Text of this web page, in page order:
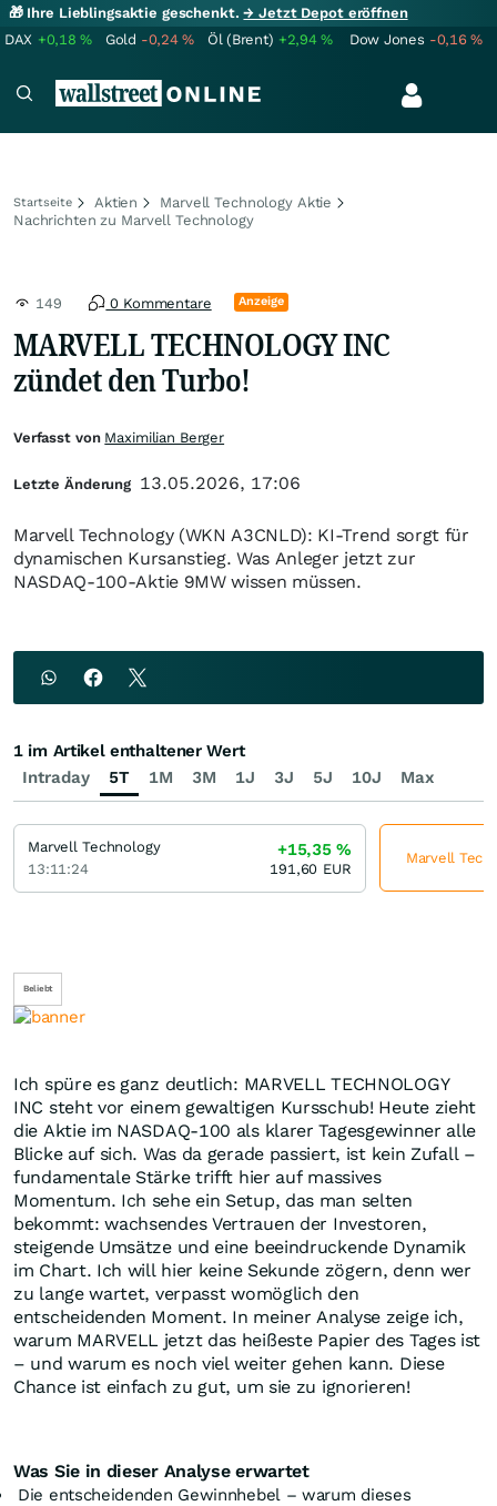
🎁 Ihre Lieblingsaktie geschenkt.→ Jetzt Depot eröffnen
DAX +0,18% Gold -0,24% Öl (Brent) +2,94% Dow Jones -0,16%
Startseite Aktien
Marvell Technology Aktie
Nachrichten zu Marvell Technology
149 0 Kommentare Anzeige
MARVELL TECHNOLOGY INC
zündet den Turbo!
Marvell Technology (WKN A3CNLD): KI-Trend sorgt für
dynamischen Kursanstieg. Was Anleger jetzt zur
NASDAQ-100-Aktie 9MW wissen müssen.
Beliebt
Ich spüre es ganz deutlich: MARVELL TECHNOLOGY
INC steht vor einem gewaltigen Kursschub! Heute zieht
die Aktie im NASDAQ-100 als klarer Tagesgewinner alle
Blicke auf sich. Was da gerade passiert, ist kein Zufall –
fundamentale Stärke trifft hier auf massives
Momentum. Ich sehe ein Setup, das man selten
bekommt: wachsendes Vertrauen der Investoren,
steigende Umsätze und eine beeindruckende Dynamik
im Chart. Ich will hier keine Sekunde zögern, denn wer
zu lange wartet, verpasst womöglich den
entscheidenden Moment. In meiner Analyse zeige ich,
warum MARVELL jetzt das heißeste Papier des Tages ist
– und warum es noch viel weiter gehen kann. Diese
Chance ist einfach zu gut, um sie zu ignorieren!
Was Sie in dieser Analyse erwartet
Die entscheidenden Gewinnhebel – warum dieses
Verfasst von Maximilian Berger
Letzte Änderung 13.05.2026, 17:06
Intraday 5T 1M 3M 1J 3J 5J 10J Max
1 im Artikel enthaltener Wert
Marvell Technology
13:11:24
+15,35%
191,60 EUR
Marvell